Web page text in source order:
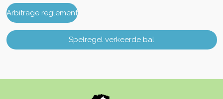
Arbitrage reglement
Spelregel verkeerde bal